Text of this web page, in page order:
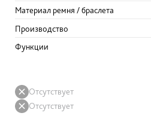
Материал ремня / браслета
Производство
Функции
Отсутствует
Отсутствует